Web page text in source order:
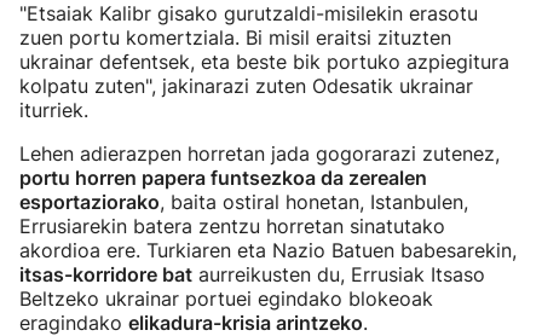
"Etsaiak Kalibr gisako gurutzaldi-misilekin erasotu
zuen portu komertziala. Bi misil eraitsi zituzten
ukrainar defentsek, eta beste bik portuko azpiegitura
kolpatu zuten", jakinarazi zuten Odesatik ukrainar
iturriek.
Lehen adierazpen horretan jada gogorarazi zutenez,
portu horren papera funtsezkoa da zerealen
esportaziorako, baita ostiral honetan, Istanbulen,
Errusiarekin batera zentzu horretan sinatutako
akordioa ere. Turkiaren eta Nazio Batuen babesarekin,
itsas-korridore bat aurreikusten du, Errusiak Itsaso
Beltzeko ukrainar portuei egindako blokeoak
eragindako elikadura-krisia arintzeko.